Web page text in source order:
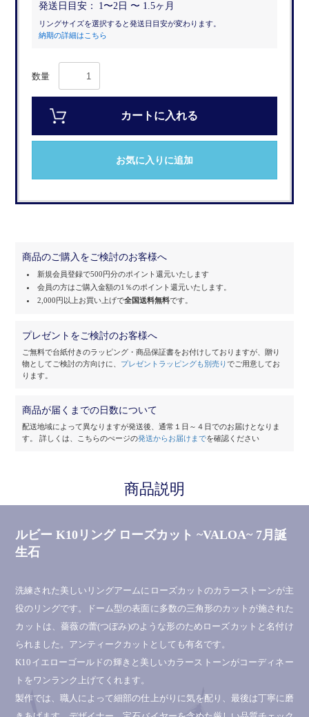
発送日目安： 1〜2日 〜 1.5ヶ月
リングサイズを選択すると発送日目安が変わります。
納期の詳細はこちら
数量
カートに入れる
お気に入りに追加
商品のご購入をご検討のお客様へ
新規会員登録で500円分のポイント還元いたします
会員の方はご購入金額の1％のポイント還元いたします。
2,000円以上お買い上げで全国送料無料です。
プレゼントをご検討のお客様へ
ご無料で台紙付きのラッピング・商品保証書をお付けしておりますが、贈り
物としてご検討の方向けに、 プレゼントラッピングも別売りでご用意してお
ります。
商品が届くまでの日数について
配送地域によって異なりますが発送後、通常１日～４日でのお届けとなりま
す。
詳しくは、こちらのぺージの発送からお届けまでを確認ください
商品説明
ルビー K10リング ローズカット ~VALOA~ 7月誕
生石
洗練された美しいリングアームにローズカットのカラーストーンが主
役のリングです。ドーム型の表面に多数の三角形のカットが施された
カットは、薔薇の蕾(つぼみ)のような形のためローズカットと名付け
られました。アンティークカットとしても有名です。
K10イエローゴールドの輝きと美しいカラーストーンがコーディネー
トをワンランク上げてくれます。
製作では、職人によって細部の仕上がりに気を配り、最後は丁寧に磨